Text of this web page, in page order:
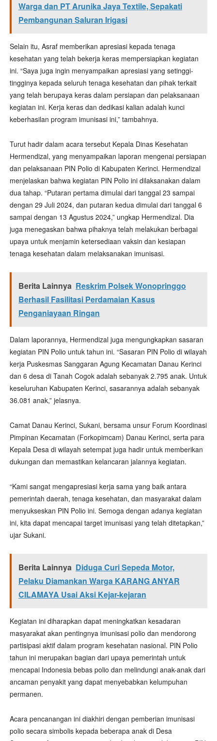
Warga dan PT Arunika Jaya Textile, Sepakati
Pembangunan Saluran Irigasi
Selain itu, Asraf memberikan apresiasi kepada tenaga
kesehatan yang telah bekerja keras mempersiapkan kegiatan
ini. “Saya juga ingin menyampaikan apresiasi yang setinggi-
tingginya kepada seluruh tenaga kesehatan dan pihak terkait
yang telah berupaya keras dalam persiapan dan pelaksanaan
kegiatan ini. Kerja keras dan dedikasi kalian adalah kunci
keberhasilan program imunisasi ini,” tambahnya.
Turut hadir dalam acara tersebut Kepala Dinas Kesehatan
Hermendizal, yang menyampaikan laporan mengenai persiapan
dan pelaksanaan PIN Polio di Kabupaten Kerinci. Hermendizal
menjelaskan bahwa kegiatan PIN Polio ini dilaksanakan dalam
dua tahap. “Putaran pertama dimulai dari tanggal 23 sampai
dengan 29 Juli 2024, dan putaran kedua dimulai dari tanggal 6
sampai dengan 13 Agustus 2024,” ungkap Hermendizal. Dia
juga menegaskan bahwa pihaknya telah melakukan berbagai
upaya untuk menjamin ketersediaan vaksin dan kesiapan
tenaga kesehatan dalam melaksanakan imunisasi.
Berita Lainnya Reskrim Polsek Wonopringgo
Berhasil Fasilitasi Perdamaian Kasus
Penganiayaan Ringan
Dalam laporannya, Hermendizal juga mengungkapkan sasaran
kegiatan PIN Polio untuk tahun ini. “Sasaran PIN Polio di wilayah
kerja Puskesmas Sanggaran Agung Kecamatan Danau Kerinci
dan 6 desa di Tanah Cogok adalah sebanyak 2.795 anak. Untuk
keseluruhan Kabupaten Kerinci, sasarannya adalah sebanyak
36.081 anak,” jelasnya.
Camat Danau Kerinci, Sukani, bersama unsur Forum Koordinasi
Pimpinan Kecamatan (Forkopimcam) Danau Kerinci, serta para
Kepala Desa di wilayah setempat juga hadir untuk memberikan
dukungan dan memastikan kelancaran jalannya kegiatan.
“Kami sangat mengapresiasi kerja sama yang baik antara
pemerintah daerah, tenaga kesehatan, dan masyarakat dalam
menyukseskan PIN Polio ini. Semoga dengan adanya kegiatan
ini, kita dapat mencapai target imunisasi yang telah ditetapkan,”
ujar Sukani.
Berita Lainnya Diduga Curi Sepeda Motor,
Pelaku Diamankan Warga KARANG ANYAR
CILAMAYA Usai Aksi Kejar-kejaran
Kegiatan ini diharapkan dapat meningkatkan kesadaran
masyarakat akan pentingnya imunisasi polio dan mendorong
partisipasi aktif dalam program kesehatan nasional. PIN Polio
tahun ini merupakan bagian dari upaya pemerintah untuk
mencapai Indonesia bebas polio dan melindungi anak-anak dari
ancaman penyakit yang dapat menyebabkan kelumpuhan
permanen.
Acara pencanangan ini diakhiri dengan pemberian imunisasi
polio secara simbolis kepada beberapa anak di Desa